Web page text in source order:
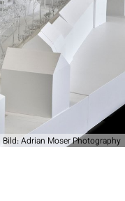
Bild: Adrian Moser Photography